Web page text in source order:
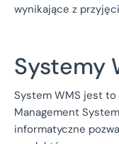
wynikające z
Systemy
System WMS jest to
Management
informatyczne